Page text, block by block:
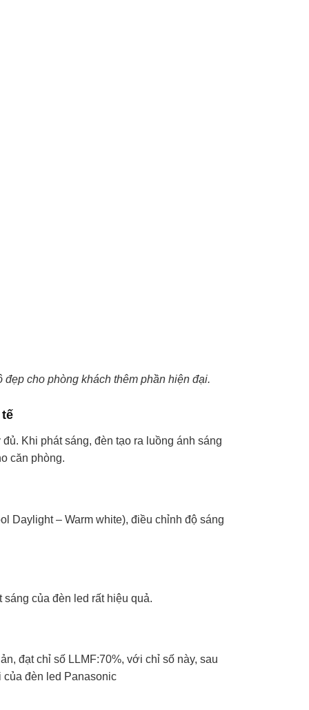
cho phòng khách thêm phần hiện đại.
Khi phát sáng, đèn tạo ra luồng ánh sáng
căn phòng.
Daylight – Warm white), điều chỉnh độ sáng
của đèn led rất hiệu quả.
đạt chỉ số LLMF:70%, với chỉ số này, sau
đèn led Panasonic